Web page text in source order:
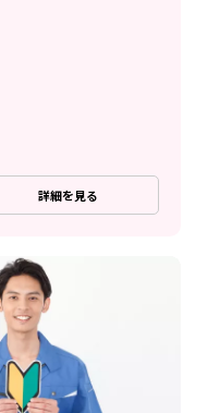
詳細を見る